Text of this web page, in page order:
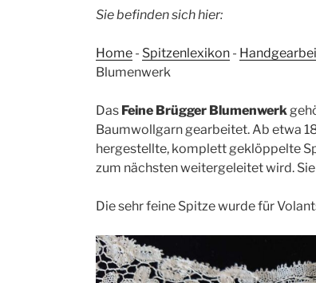
Sie befinden sich hier:
Home - Spitzenlexikon -
Blumenwerk
Das Feine Brügger Blumenwerk
Baumwollgarn gearbeitet. Ab etwa
hergestellte, komplett geklöppelte
zum nächsten weitergeleitet wird.
Die sehr feine Spitze wurde für